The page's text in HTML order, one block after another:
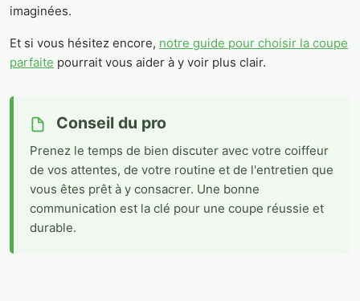
imaginées.
Et si vous hésitez encore, notre guide pour choisir la coupe
parfaite pourrait vous aider à y voir plus clair.
Conseil du pro
Prenez le temps de bien discuter avec votre coiffeur
de vos attentes, de votre routine et de l'entretien que
vous êtes prêt à y consacrer. Une bonne
communication est la clé pour une coupe réussie et
durable.